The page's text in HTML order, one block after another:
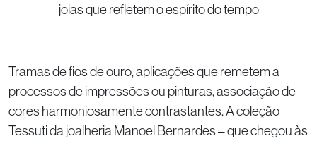
joias que refletem o espírito do tempo
Tramas de fios de ouro, aplicações que remetem a
processos de impressões ou pinturas, associação de
cores harmoniosamente contrastantes. A coleção
Tessuti da joalheria Manoel Bernardes – que chegou às